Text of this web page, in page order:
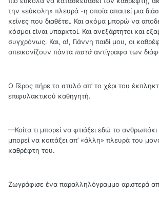
την «εύκολη» πλευρά -η οποία απαιτεί μια
κείνες που διαθέτει. Και ακόμα μπορώ να
κόσμοι είναι υπαρκτοί. Και ανεξάρτητοι και
συγχρόνως. Και, α!, Γιάννη παιδί μου, οι
απεικονίζουν πάντα πιστά αντίγραφα των
Ο Γέρος πήρε το στυλό απ’ το χέρι του
επιφυλακτικού καθηγητή.
—Κοίτα τι μπορεί να φτιάξει εδώ το
μπορεί να κοιτάξει απ’ «άλλη» πλευρά του
καθρέφτη του.
Ζωγράφισε ένα παραλληλόγραμμο αριστερά